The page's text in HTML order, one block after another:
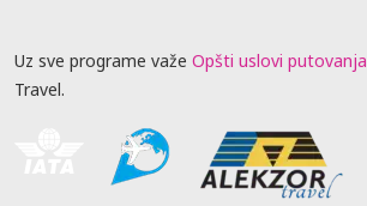
Uz sve programe važe Opšti uslovi putovanja
Travel.